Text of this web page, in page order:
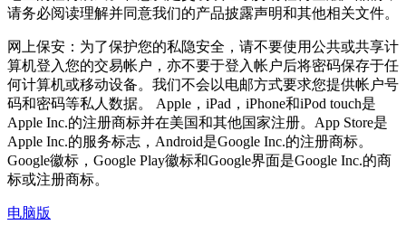
请务必阅读理解并同意我们的产品披露声明和其他相关文件。
网上保安：为了保护您的私隐安全，请不要使用公共或共享计
算机登入您的交易帐户，亦不要于登入帐户后将密码保存于任
何计算机或移动设备。我们不会以电邮方式要求您提供帐户号
码和密码等私人数据。 Apple，iPad，iPhone和iPod touch是
Apple Inc.的注册商标并在美国和其他国家注册。App Store是
Apple Inc.的服务标志，Android是Google Inc.的注册商标。
Google徽标，Google Play徽标和Google界面是Google Inc.的商
标或注册商标。
电脑版